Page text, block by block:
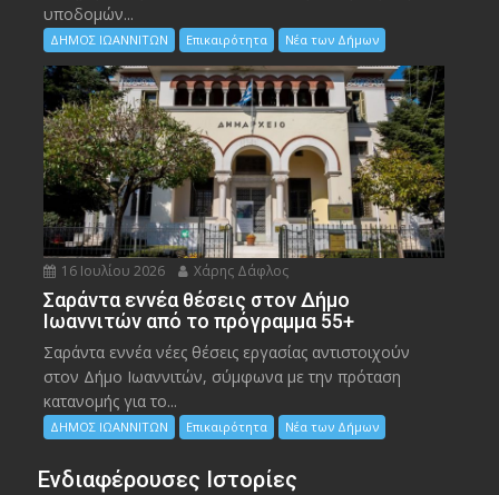
υποδομών...
ΔΗΜΟΣ ΙΩΑΝΝΙΤΩΝ Επικαιρότητα Νέα των Δήμων
16 Ιουλίου 2026 Χάρης Δάφλος
Σαράντα εννέα θέσεις στον Δήμο
Ιωαννιτών από το πρόγραμμα 55+
Σαράντα εννέα νέες θέσεις εργασίας αντιστοιχούν
στον Δήμο Ιωαννιτών, σύμφωνα με την πρόταση
κατανομής για το...
ΔΗΜΟΣ ΙΩΑΝΝΙΤΩΝ Επικαιρότητα Νέα των Δήμων
Ενδιαφέρουσες Ιστορίες